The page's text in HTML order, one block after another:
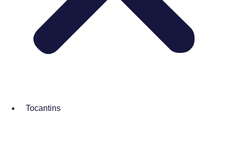
Tocantins